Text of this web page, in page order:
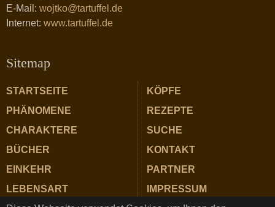
E-Mail: wojtko@tartuffel.de
Internet: www.tartuffel.de
Sitemap
STARTSEITE
PHÄNOMENE
CHARAKTERE
BÜCHER
EINKEHR
LEBENSART
KÖPFE
REZEPTE
SUCHE
KONTAKT
PARTNER
IMPRESSUM